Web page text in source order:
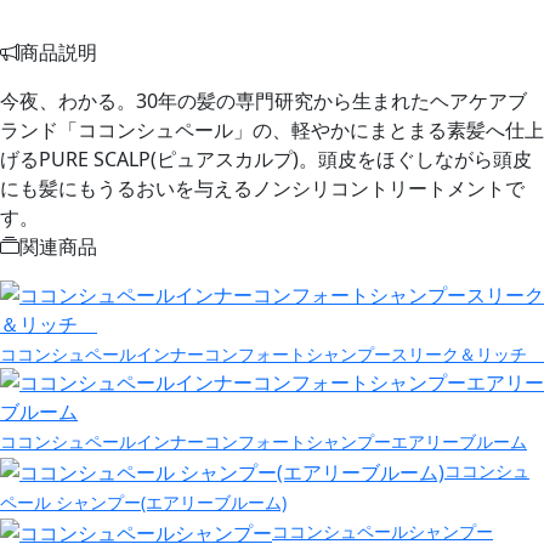
商品説明
今夜、わかる。30年の髪の専門研究から生まれたヘアケアブ
ランド「ココンシュペール」の、軽やかにまとまる素髪へ仕上
げるPURE SCALP(ピュアスカルプ)。頭皮をほぐしながら頭皮
にも髪にもうるおいを与えるノンシリコントリートメントで
す。
関連商品
ココンシュペールインナーコンフォートシャンプースリーク＆リッチ
ココンシュペールインナーコンフォートシャンプーエアリーブルーム
ココンシュ
ペール シャンプー(エアリーブルーム)
ココンシュペールシャンプー